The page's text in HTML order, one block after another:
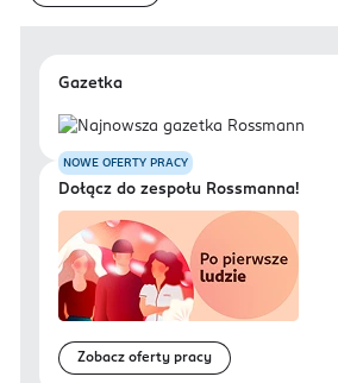
Gazetka
NOWE OFERTY PRACY
Dołącz do zespołu Rossmanna!
Zobacz oferty pracy